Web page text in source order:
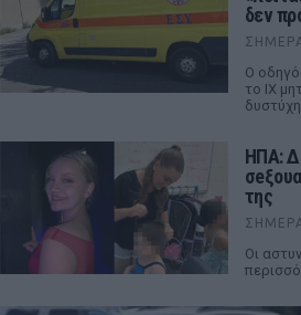
δεν
Ο
το ΙΧ
ΗΠΑ:
της
Οι